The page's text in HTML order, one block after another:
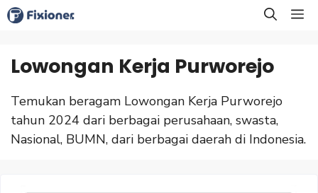
Langsung
ke
Lowongan Kerja Purworejo
Temukan beragam Lowongan Kerja Purworejo
tahun 2024 dari berbagai perusahaan, swasta,
Nasional, BUMN, dari berbagai daerah di Indonesia.